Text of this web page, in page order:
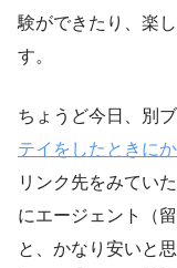
験ができたり、楽
す。
ちょうど今日、別ブ
テイをしたときに
リンク先をみてい
にエージェント（
と、かなり安いと